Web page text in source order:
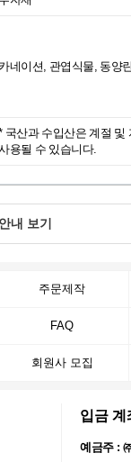
카네이션, 관엽식물, 동양
국산과 수입산은 계절 및
용될 수 있습니다.
내 보기
주문제작
FAQ
회원사 모집
입금 계
예금주 :